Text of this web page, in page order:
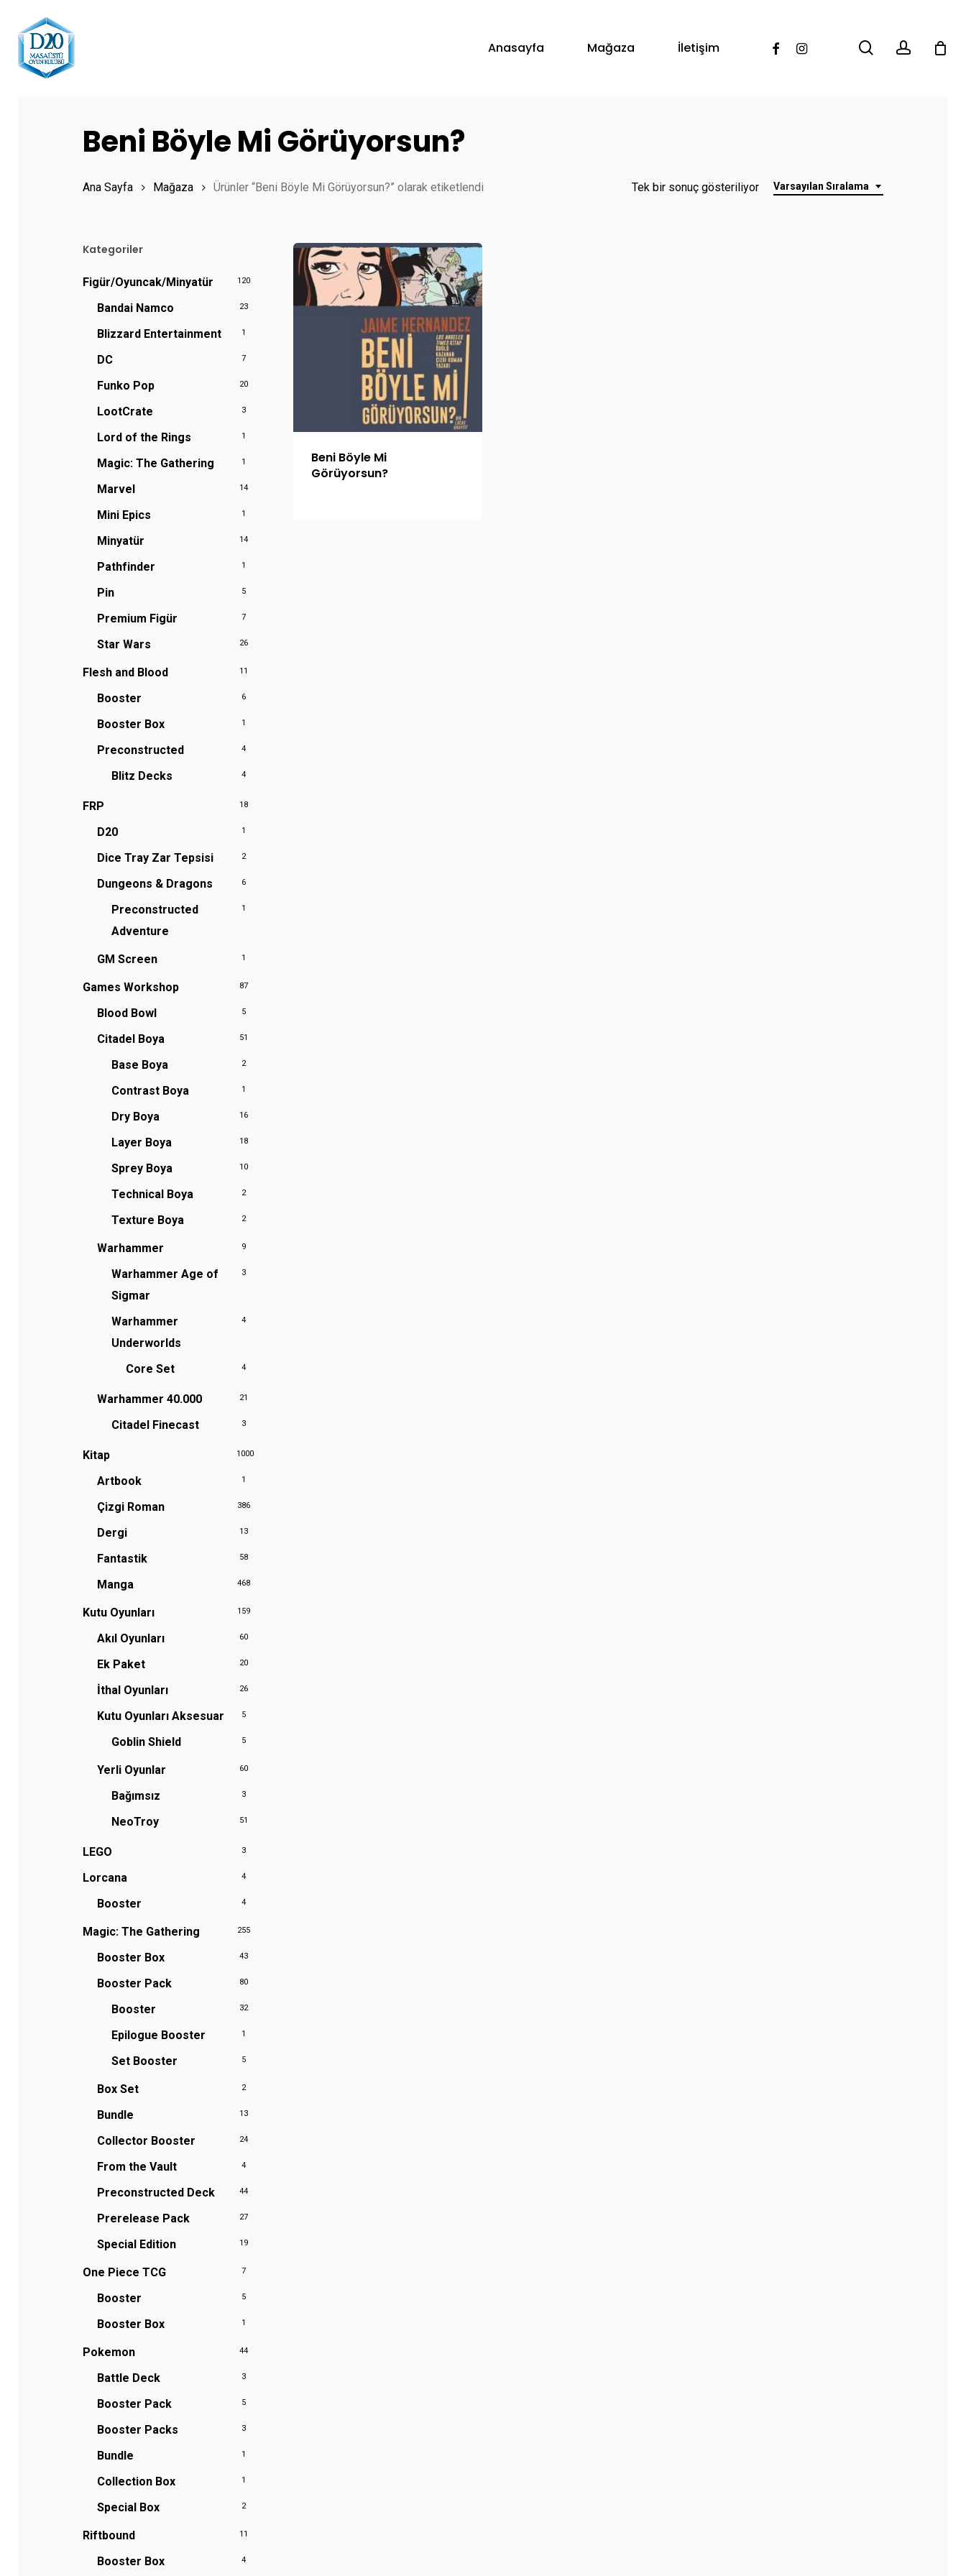
content
Hit enter to search or ESC to close
Anasayfa Mağaza İletişim FacebookInstagram searchaccount
Beni Böyle Mi Görüyorsun?
Varsayılan Sıralama
Tek bir sonuç gösteriliyor
Ana Sayfa Mağaza Ürünler “Beni Böyle Mi Görüyorsun?” olarak etiketlendi
Kategoriler
Figür/Oyuncak/Minyatür 120
Bandai Namco 23
Blizzard Entertainment 1
DC 7
Funko Pop 20
LootCrate 3
Lord of the Rings 1
Magic: The Gathering 1
Marvel 14
Mini Epics 1
Minyatür 14
Pathfinder 1
Pin 5
Premium Figür 7
Star Wars 26
Flesh and Blood 11
Booster 6
Booster Box 1
Preconstructed 4
Blitz Decks 4
FRP 18
D20 1
Dice Tray Zar Tepsisi 2
Dungeons & Dragons 6
Preconstructed
Adventure
1
GM Screen 1
Games Workshop 87
Blood Bowl 5
Citadel Boya 51
Base Boya 2
Contrast Boya 1
Dry Boya 16
Layer Boya 18
Sprey Boya 10
Technical Boya 2
Texture Boya 2
Warhammer 9
Warhammer Age of
Sigmar
3
Warhammer
Underworlds
4
Core Set 4
Warhammer 40.000 21
Citadel Finecast 3
Kitap 1000
Artbook 1
Çizgi Roman 386
Dergi 13
Fantastik 58
Manga 468
Kutu Oyunları 159
Akıl Oyunları 60
Ek Paket 20
İthal Oyunları 26
Kutu Oyunları Aksesuar 5
Goblin Shield 5
Yerli Oyunlar 60
Bağımsız 3
NeoTroy 51
LEGO 3
Lorcana 4
Booster 4
Magic: The Gathering 255
Booster Box 43
Booster Pack 80
Booster 32
Epilogue Booster 1
Set Booster 5
Box Set 2
Bundle 13
Collector Booster 24
From the Vault 4
Preconstructed Deck 44
Prerelease Pack 27
Special Edition 19
One Piece TCG 7
Booster 5
Booster Box 1
Pokemon 44
Battle Deck 3
Booster Pack 5
Booster Packs 3
Bundle 1
Collection Box 1
Special Box 2
Riftbound 11
Booster Box 4
Beni Böyle Mi
Görüyorsun?